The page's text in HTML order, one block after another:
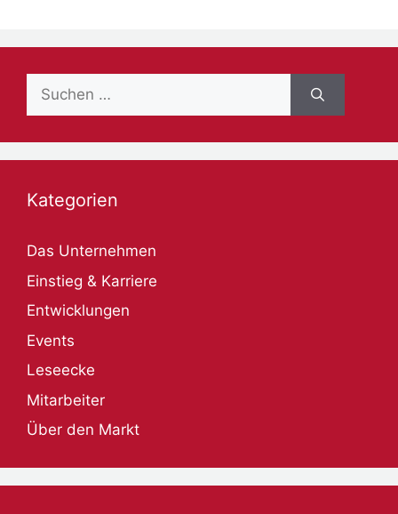
Suche
nach:
Kategorien
Das Unternehmen
Einstieg & Karriere
Entwicklungen
Events
Leseecke
Mitarbeiter
Über den Markt